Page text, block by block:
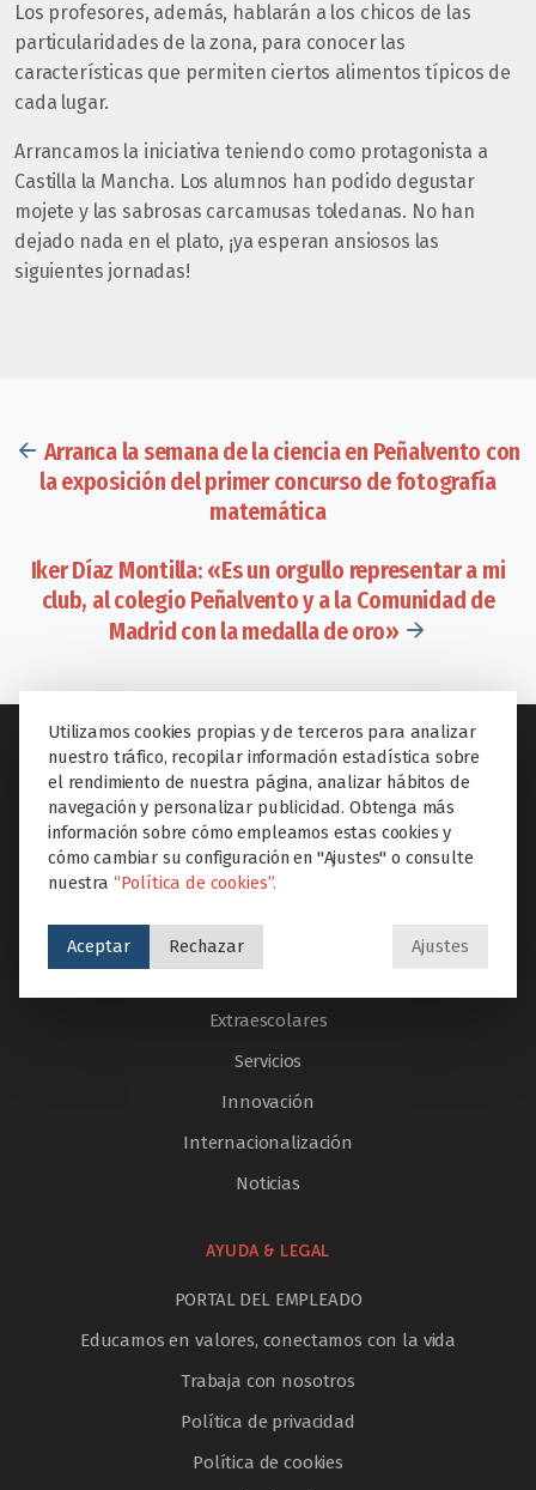
Los profesores, además, hablarán a los chicos de las
particularidades de la zona, para conocer las
características que permiten ciertos alimentos típicos de
cada lugar.
Arrancamos la iniciativa teniendo como protagonista a
Castilla la Mancha. Los alumnos han podido degustar
mojete y las sabrosas carcamusas toledanas. No han
dejado nada en el plato, ¡ya esperan ansiosos las
siguientes jornadas!
Arranca la semana de la ciencia en Peñalvento con
la exposición del primer concurso de fotografía
matemática
Iker Díaz Montilla: «Es un orgullo representar a mi
club, al colegio Peñalvento y a la Comunidad de
Madrid con la medalla de oro»
SECCIONES
Inicio
Etapas educativas
Extraescolares
Servicios
Innovación
Internacionalización
Noticias
AYUDA & LEGAL
PORTAL DEL EMPLEADO
Educamos en valores, conectamos con la vida
Trabaja con nosotros
Política de privacidad
Política de cookies
Utilizamos cookies propias y de terceros para analizar
nuestro tráfico, recopilar información estadística sobre
el rendimiento de nuestra página, analizar hábitos de
navegación y personalizar publicidad. Obtenga más
información sobre cómo empleamos estas cookies y
cómo cambiar su configuración en "Ajustes" o consulte
nuestra “Política de cookies”.
Aceptar Rechazar Ajustes